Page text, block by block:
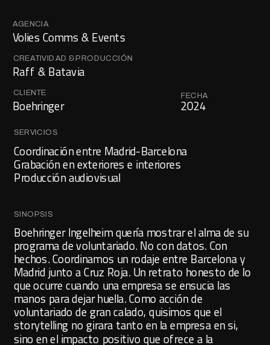
AGENCIA
Volies Comms & Events
CREATIVIDAD & PRODUCCIÓN
Raff & Batavia
CLIENTE FECHA
2024
Boehringer
SERVICIOS
Coordinación entre Madrid-Barcelona
Grabación en exteriores e interiores
Producción audiovisual
SINOPSIS
Boehringer Ingelheim quería mostrar el alma de su
programa de voluntariado. No con datos. Con
hechos. Coordinamos un rodaje entre Barcelona y
Madrid junto a Cruz Roja. Un retrato honesto de lo
que ocurre cuando una empresa se ensucia las
manos para dejar huella. Como acción de
voluntariado de gran calado, quisimos que el
storytelling no girara tanto en la empresa en si,
sino en el impacto positivo que ofrece a la